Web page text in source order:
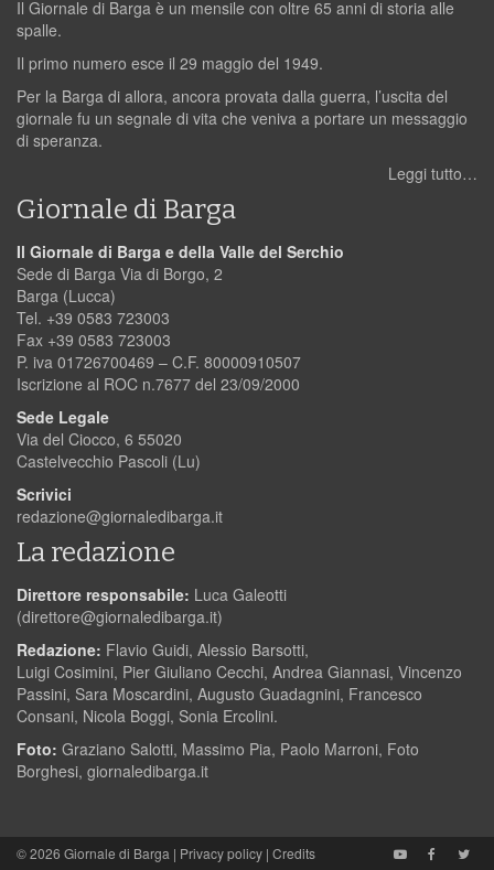
Il Giornale di Barga è un mensile con oltre 65 anni di storia alle
spalle.
Il primo numero esce il 29 maggio del 1949.
Per la Barga di allora, ancora provata dalla guerra, l’uscita del
giornale fu un segnale di vita che veniva a portare un messaggio
di speranza.
Leggi tutto…
Giornale di Barga
Il Giornale di Barga e della Valle del Serchio
Sede di Barga Via di Borgo, 2
Barga (Lucca)
Tel. +39 0583 723003
Fax +39 0583 723003
P. iva 01726700469 – C.F. 80000910507
Iscrizione al ROC n.7677 del 23/09/2000
Sede Legale
Via del Ciocco, 6 55020
Castelvecchio Pascoli (Lu)
Scrivici
redazione@giornaledibarga.it
La redazione
Direttore responsabile: Luca Galeotti
(direttore@giornaledibarga.it)
Redazione: Flavio Guidi, Alessio Barsotti,
Luigi Cosimini, Pier Giuliano Cecchi, Andrea Giannasi, Vincenzo
Passini, Sara Moscardini, Augusto Guadagnini, Francesco
Consani, Nicola Boggi, Sonia Ercolini.
Foto: Graziano Salotti, Massimo Pia, Paolo Marroni, Foto
Borghesi, giornaledibarga.it
© 2026 Giornale di Barga | Privacy policy | Credits